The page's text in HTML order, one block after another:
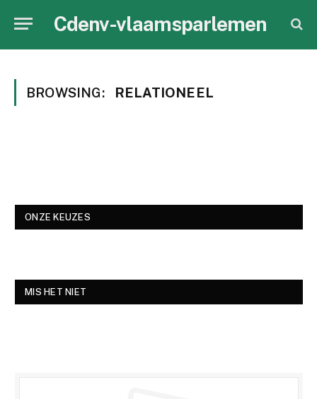
Cdenv-vlaamsparlemen
BROWSING: RELATIONEEL
ONZE KEUZES
MIS HET NIET